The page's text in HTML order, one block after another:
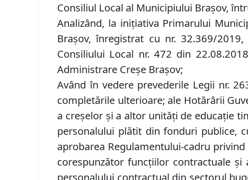
Consiliul Local al Municipiului Braşov,
Analizând, la iniţiativa Primarului
Braşov, înregistrat cu nr. 32.369/2019,
Consiliului Local nr. 472 din
Administrare Creşe Braşov;
Având în vedere prevederile Legii nr.
completările ulterioare; ale Hotărârii
a creşelor şi a altor unităţi de educaţie
personalului plătit din fonduri publice,
aprobarea Regulamentului-cadru
corespunzător funcţiilor contractuale
personalului contractual din sectorul